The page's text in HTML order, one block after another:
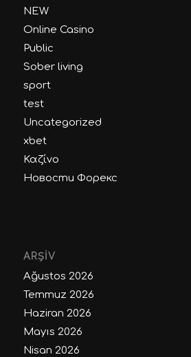
NEW
Online Casino
Public
Sober living
sport
test
Uncategorized
xbet
Καζίνο
Новости Форекс
ARŞIV
Ağustos 2026
Temmuz 2026
Haziran 2026
Mayıs 2026
Nisan 2026